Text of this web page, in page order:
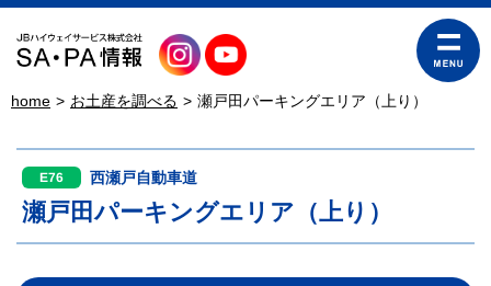
home お土産を調べる 瀬戸田パーキングエリア（上り）
E76 西瀬戸自動車道
瀬戸田パーキングエリア（上り）